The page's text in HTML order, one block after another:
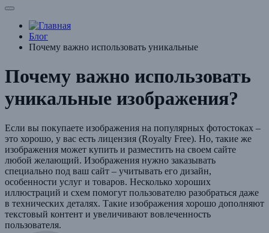
Блог
Почему важно использовать уникальные
Почему важно использовать
уникальные изображения?
Если вы покупаете изображения на популярных фотостоках –
это хорошо, у вас есть лицензия (Royalty Free). Но, такие же
изображения может купить и разместить на своем сайте
любой желающий. Изображения нужно заказывать
специально под ваш сайт – учитывать его дизайн,
особенности услуг и товаров. Несколько хороших
иллюстраций и схем помогут пользователю разобраться даже
в технических деталях. Такие изображения хорошо дополняют
текстовый контент и увеличивают вовлеченность
пользователя.